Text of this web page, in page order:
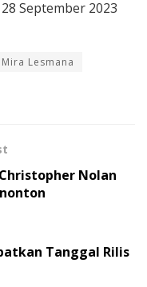
September 2023
Mira Lesmana
Nolan
Tanggal Rilis